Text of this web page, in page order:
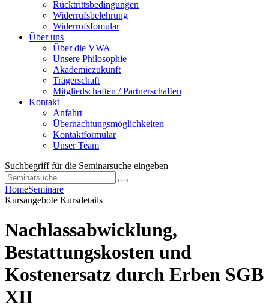
Rücktrittsbedingungen
Widerrufsbelehrung
Widerrufsfomular
Über uns
Über die VWA
Unsere Philosophie
Akademiezukunft
Trägerschaft
Mitgliedschaften / Partnerschaften
Kontakt
Anfahrt
Übernachtungsmöglichkeiten
Kontaktformular
Unser Team
Suchbegriff für die Seminarsuche eingeben
HomeSeminare
Kursangebote Kursdetails
Nachlassabwicklung,
Bestattungskosten und
Kostenersatz durch Erben SGB
XII